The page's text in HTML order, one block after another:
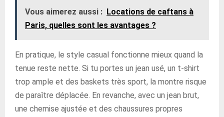
Vous aimerez aussi : Locations de caftans à
Paris, quelles sont les avantages ?
En pratique, le style casual fonctionne mieux quand la
tenue reste nette. Si tu portes un jean usé, un t-shirt
trop ample et des baskets très sport, la montre risque
de paraître déplacée. En revanche, avec un jean brut,
une chemise ajustée et des chaussures propres